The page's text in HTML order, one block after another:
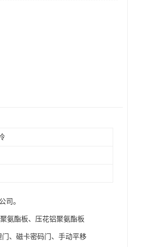
司。
氨酯板、压花铝聚氨酯板
门、磁卡密码门、手动平移